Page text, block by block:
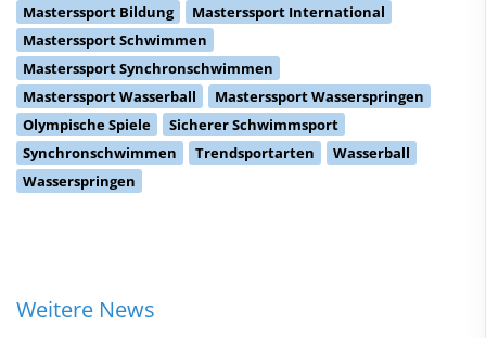
Masterssport Bildung
Masterssport International
Masterssport Schwimmen
Masterssport Synchronschwimmen
Masterssport Wasserball
Masterssport Wasserspringen
Olympische Spiele
Sicherer Schwimmsport
Synchronschwimmen
Trendsportarten
Wasserball
Wasserspringen
Weitere News